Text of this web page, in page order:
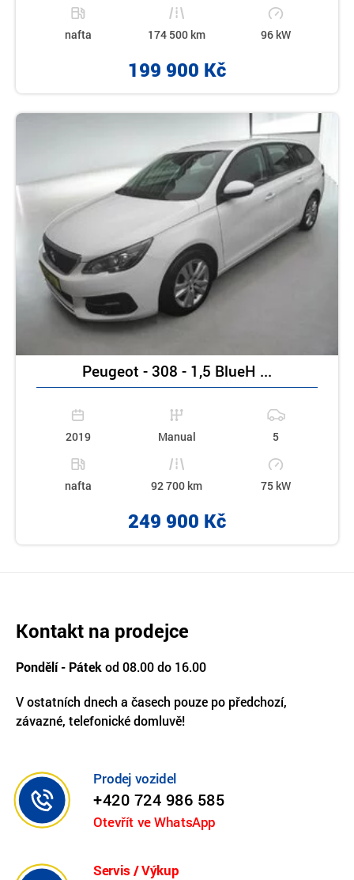
nafta 174 500 km 96 kW
199 900 Kč
Peugeot - 308 - 1,5 BlueH ...
2019 Manual 5
nafta 92 700 km 75 kW
249 900 Kč
Kontakt na prodejce
Pondělí - Pátek od 08.00 do 16.00
V ostatních dnech a časech pouze po předchozí,
závazné, telefonické domluvě!
Prodej vozidel
+420 724 986 585
Otevřít ve WhatsApp
Servis / Výkup